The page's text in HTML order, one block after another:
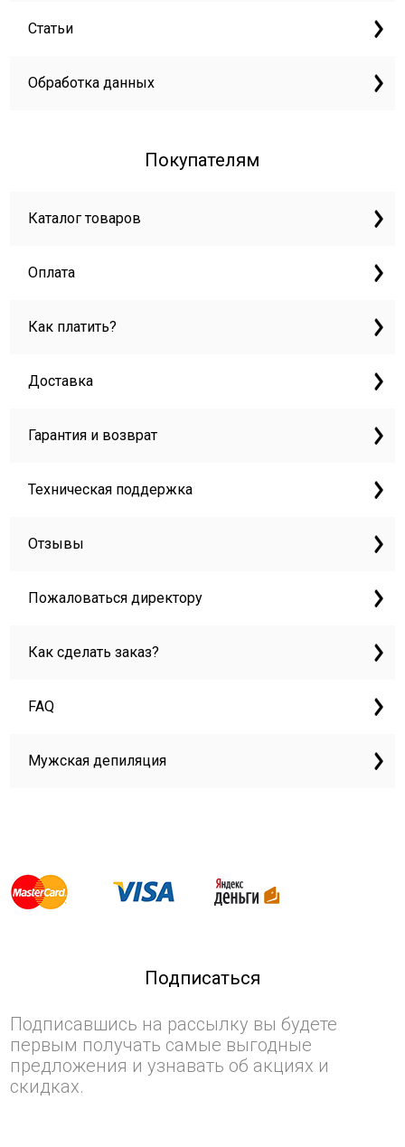
Статьи
Обработка данных
Покупателям
Каталог товаров
Оплата
Как платить?
Доставка
Гарантия и возврат
Техническая поддержка
Отзывы
Пожаловаться директору
Как сделать заказ?
FAQ
Мужская депиляция
Подписаться
Подписавшись на рассылку вы будете
первым получать самые выгодные
предложения и узнавать об акциях и
скидках.